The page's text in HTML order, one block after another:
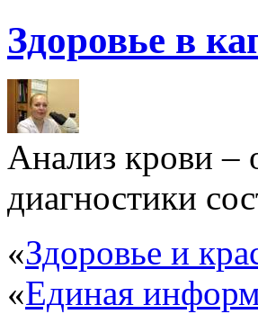
Здоровье в
Анализ крови –
диагностики
«Здоровье и
«Единая